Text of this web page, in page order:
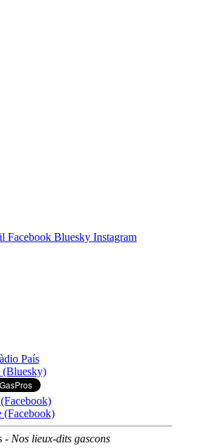
País
(Bluesky)
(Facebook)
- Nos lieux-dits gascons